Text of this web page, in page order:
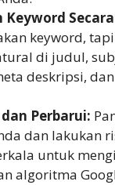
Keyword
keyword,
di judul,
deskripsi,
Perbarui:
dan lakukan
untuk
algoritma